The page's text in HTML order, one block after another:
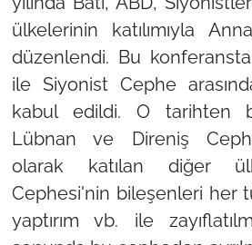
ülkelerinin katılımıyla
düzenlendi. Bu
ile Siyonist Cephe
kabul edildi. O tarihten
Lübnan ve Direniş
olarak katılan diğer
Cephesi'nin bileşenleri her
yaptırım vb. ile